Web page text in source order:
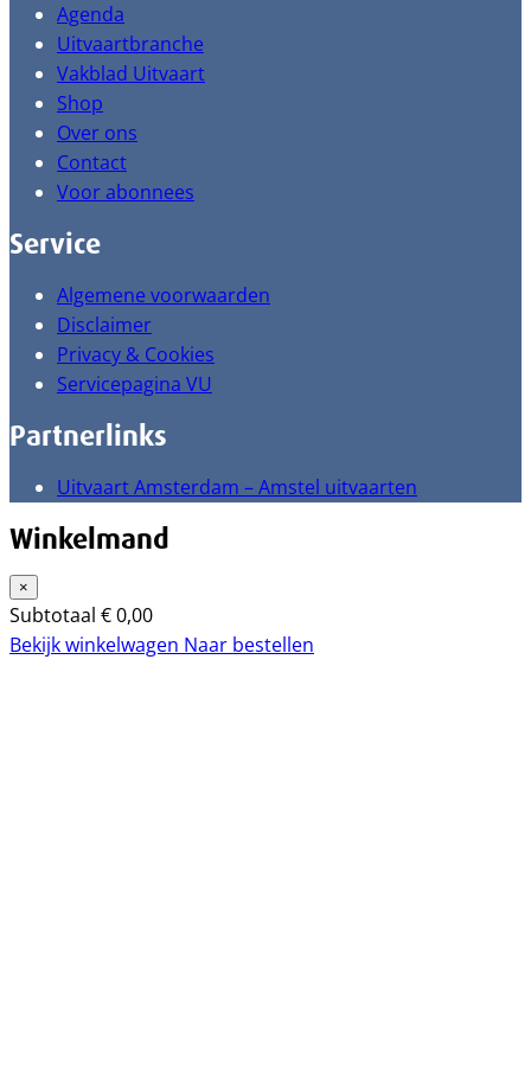
Agenda
Uitvaartbranche
Vakblad Uitvaart
Shop
Over ons
Contact
Voor abonnees
Service
Algemene voorwaarden
Disclaimer
Privacy & Cookies
Servicepagina VU
Partnerlinks
Uitvaart Amsterdam – Amstel uitvaarten
Winkelmand
×
Subtotaal €0,00
Bekijk winkelwagen Naar bestellen